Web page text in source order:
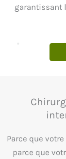
garantissant
Parce que
parce que